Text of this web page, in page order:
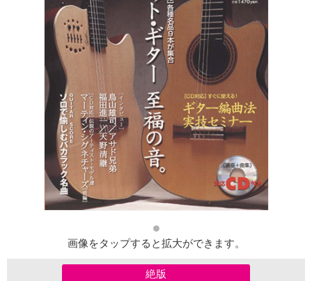
画像をタップすると拡大ができます。
絶版